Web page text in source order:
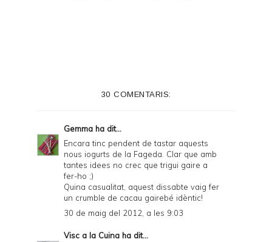
r
i
n
d
30 COMENTARIS:
Gemma ha dit...
Encara tinc pendent de tastar aquests
nous iogurts de la Fageda. Clar que amb
tantes idees no crec que trigui gaire a
fer-ho ;)
Quina casualitat, aquest dissabte vaig fer
un crumble de cacau gairebé idèntic!
30 de maig del 2012, a les 9:03
Visc a la Cuina ha dit...